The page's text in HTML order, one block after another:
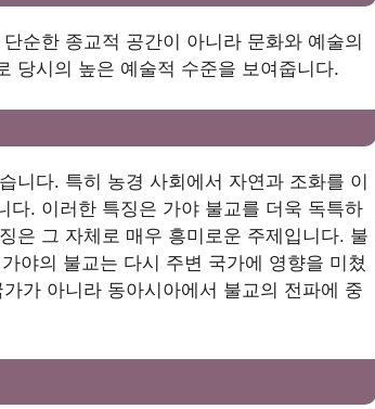
순한 종교적 공간이 아니라 문화와 예술의
당시의 높은 예술적 수준을 보여줍니다.
니다. 특히 농경 사회에서 자연과 조화를 이
다. 이러한 특징은 가야 불교를 더욱 독특하
은 그 자체로 매우 흥미로운 주제입니다. 불
야의 불교는 다시 주변 국가에 영향을 미쳤
가 아니라 동아시아에서 불교의 전파에 중